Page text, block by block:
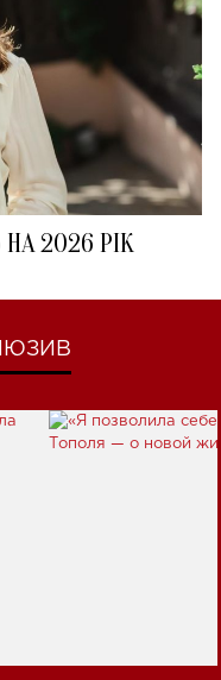
2026 РІК